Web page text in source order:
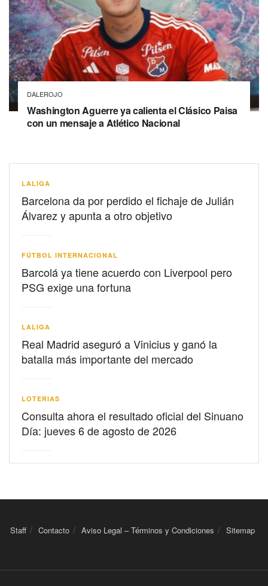
DALEROJO
Washington Aguerre ya calienta el Clásico Paisa
con un mensaje a Atlético Nacional
LALIGA
Barcelona da por perdido el fichaje de Julián
Álvarez y apunta a otro objetivo
FÚTBOL INTERNACIONAL
Barcolá ya tiene acuerdo con Liverpool pero
PSG exige una fortuna
LALIGA
Real Madrid aseguró a Vinicius y ganó la
batalla más importante del mercado
LOTERIAS
Consulta ahora el resultado oficial del Sinuano
Día: jueves 6 de agosto de 2026
Staff Contacto Aviso Legal – Términos y Condiciones Sitemap